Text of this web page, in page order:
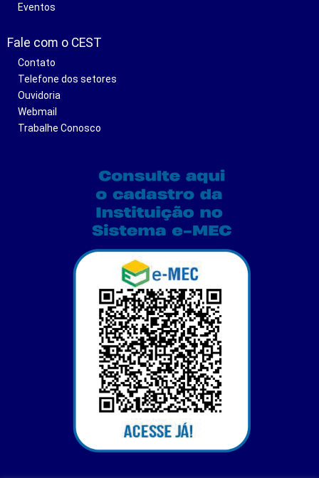
Eventos
Fale com o CEST
Contato
Telefone dos setores
Ouvidoria
Webmail
Trabalhe Conosco